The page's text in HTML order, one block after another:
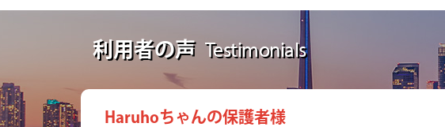
利用者の声 Testimonials
Haruhoちゃんの保護者様